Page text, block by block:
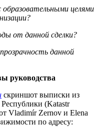
образовательными целями
от данной сделки?
данной
руководства
скриншот выписки из
(Katastr
Vladimír Zernov и Elena
по адресу: